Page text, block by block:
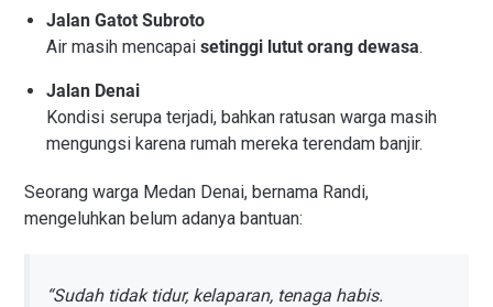
Jalan Gatot Subroto
Air masih mencapai setinggi lutut orang dewasa.
Jalan Denai
Kondisi serupa terjadi, bahkan ratusan warga masih
mengungsi karena rumah mereka terendam banjir.
Seorang warga Medan Denai, bernama Randi,
mengeluhkan belum adanya bantuan:
“Sudah tidak tidur, kelaparan, tenaga habis.